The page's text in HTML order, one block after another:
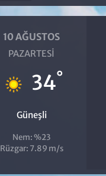
10 AĞUSTOS
PAZARTESI
34°
Güneşli
Nem: %23
Rüzgar: 7.89 m/s